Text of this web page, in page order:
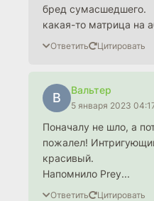
бред сумасшедшего.
какая-то матрица на
Ответить Цитировать
В
Вальтер
5 января 2023
Поначалу не шло, а
пожалел!
красивый.
Напомнило Prey...
Ответить Цитировать